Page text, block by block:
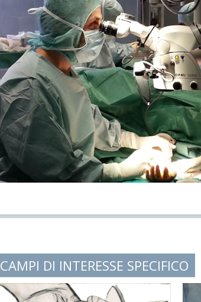
CAMPI DI INTERESSE SPECIFICO